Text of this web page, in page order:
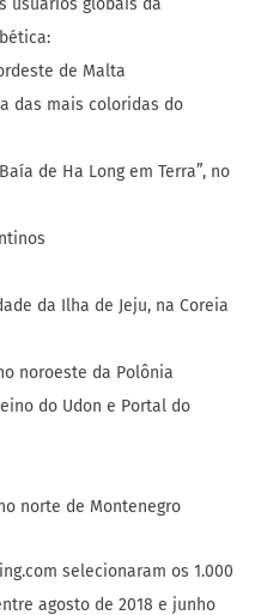
usuários globais da
de Malta
das mais coloridas do
de Ha Long em Terra”, no
da Ilha de Jeju, na Coreia
noroeste da Polônia
do Udon e Portal do
norte de Montenegro
selecionaram os 1.000
agosto de 2018 e junho